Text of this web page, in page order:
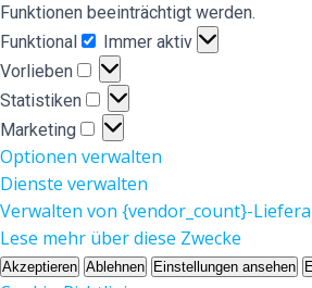
Funktionen beeinträchtigt werden.
Funktional
Funktional
Immer aktiv
Vorlieben
Vorlieben
Statistiken
Statistiken
Marketing
Marketing
Optionen verwalten
Dienste verwalten
Verwalten von {vendor_count}-
Lese mehr über diese Zwecke
Akzeptieren Ablehnen Einstellungen ansehen